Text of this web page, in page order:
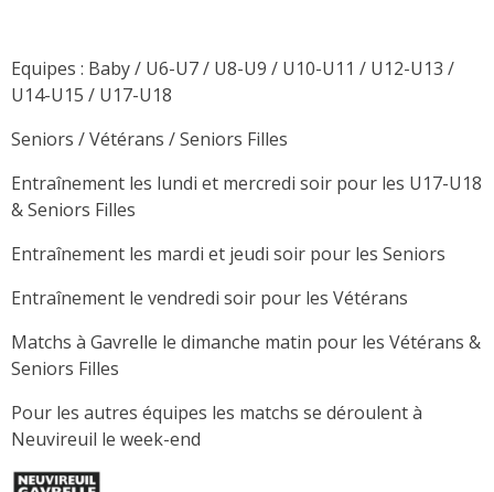
Equipes : Baby / U6-U7 / U8-U9 / U10-U11 / U12-U13 /
U14-U15 / U17-U18
Seniors / Vétérans / Seniors Filles
Entraînement les lundi et mercredi soir pour les U17-U18
& Seniors Filles
Entraînement les mardi et jeudi soir pour les Seniors
Entraînement le vendredi soir pour les Vétérans
Matchs à Gavrelle le dimanche matin pour les Vétérans &
Seniors Filles
Pour les autres équipes les matchs se déroulent à
Neuvireuil le week-end